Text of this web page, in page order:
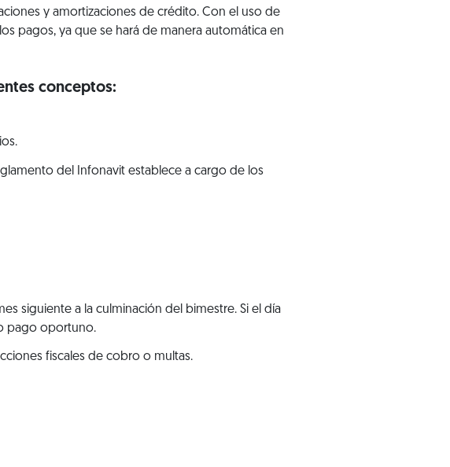
y amortizaciones de crédito. Con el uso de
pagos, ya que se hará de manera automática en
conceptos:
del Infonavit establece a cargo de los
siguiente a la culminación del bimestre. Si el día
pago oportuno.
fiscales de cobro o multas.